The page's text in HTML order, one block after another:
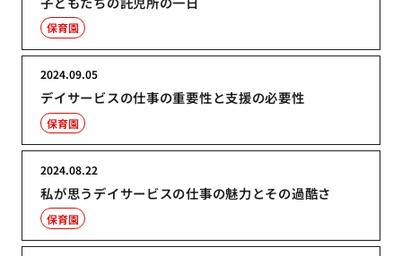
保育園
デイサービスの仕事の重要性と支援の必要性
2024.09.05
保育園
私が思うデイサービスの仕事の魅力とその過酷さ
2024.08.22
保育園